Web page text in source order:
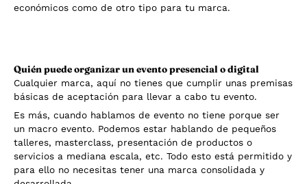
económicos como de otro tipo para tu marca.
Quién puede organizar un evento presencial o digital
Cualquier marca, aquí no tienes que cumplir unas premisas
básicas de aceptación para llevar a cabo tu evento.
Es más, cuando hablamos de evento no tiene porque ser
un macro evento. Podemos estar hablando de pequeños
talleres, masterclass, presentación de productos o
servicios a mediana escala, etc. Todo esto está permitido y
para ello no necesitas tener una marca consolidada y